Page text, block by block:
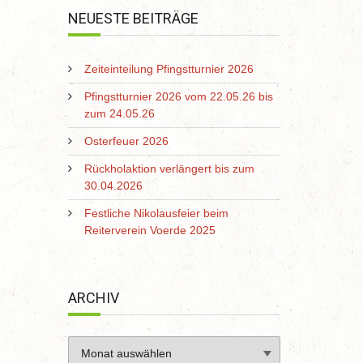
NEUESTE BEITRÄGE
Zeiteinteilung Pfingstturnier 2026
Pfingstturnier 2026 vom 22.05.26 bis
zum 24.05.26
Osterfeuer 2026
Rückholaktion verlängert bis zum
30.04.2026
Festliche Nikolausfeier beim
Reiterverein Voerde 2025
ARCHIV